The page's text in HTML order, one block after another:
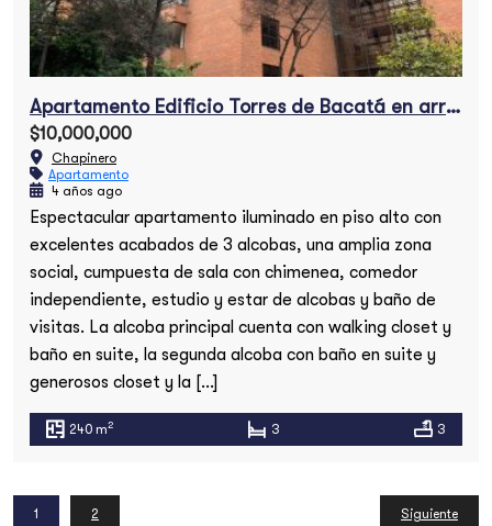
Apartamento Edificio Torres de Bacatá en arriendo
$10,000,000
Chapinero
Apartamento
4 años ago
Espectacular apartamento iluminado en piso alto con
excelentes acabados de 3 alcobas, una amplia zona
social, cumpuesta de sala con chimenea, comedor
independiente, estudio y estar de alcobas y baño de
visitas. La alcoba principal cuenta con walking closet y
baño en suite, la segunda alcoba con baño en suite y
generosos closet y la […]
240 m2 3 3
1 2 Siguiente